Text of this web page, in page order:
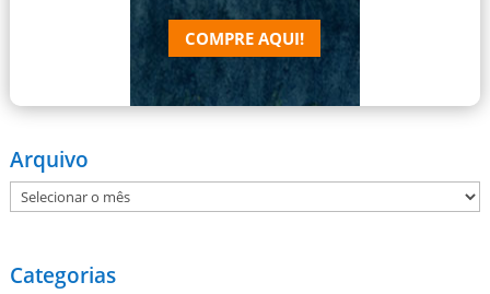
COMPRE AQUI!
Arquivo
Arquivo
Categorias